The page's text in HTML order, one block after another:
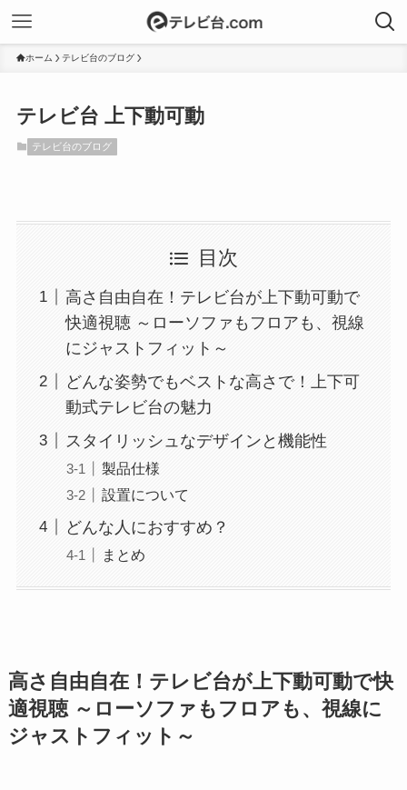
ホーム テレビ台のブログ
テレビ台 上下動可動
テレビ台のブログ
目次
高さ自由自在！テレビ台が上下動可動で
快適視聴 ～ローソファもフロアも、視線
にジャストフィット～
どんな姿勢でもベストな高さで！上下可
動式テレビ台の魅力
スタイリッシュなデザインと機能性
製品仕様
設置について
どんな人におすすめ？
まとめ
高さ自由自在！テレビ台が上下動可動で快
適視聴 ～ローソファもフロアも、視線に
ジャストフィット～